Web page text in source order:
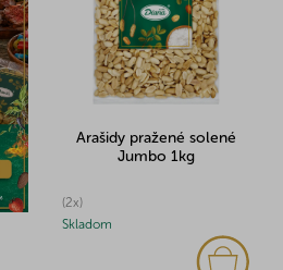
Arašidy pražené solené
Jumbo 1kg
(2x)
Skladom